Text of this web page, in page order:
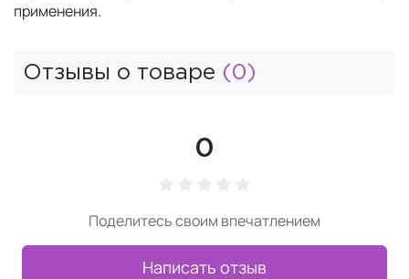
применения.
Отзывы о товаре (0)
0
Поделитесь своим впечатлением
Написать отзыв